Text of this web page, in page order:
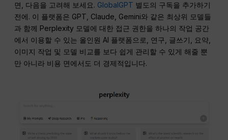
면, 다음을 고려해 보세요. GlobalGPT 별도의 구독을 추가하기
전에. 이 플랫폼은 GPT, Claude, Gemini와 같은 최상위 모델들
과 함께 Perplexity 모델에 대한 접근 권한을 하나의 작업 공간
에서 이용할 수 있는 올인원 AI 플랫폼으로, 연구, 글쓰기, 요약,
이미지 작업 및 모델 비교를 보다 쉽게 관리할 수 있게 해줄 뿐
만 아니라 비용 면에서도 더 경제적입니다.